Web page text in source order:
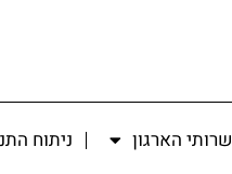
שרותי הארגון ניתוח